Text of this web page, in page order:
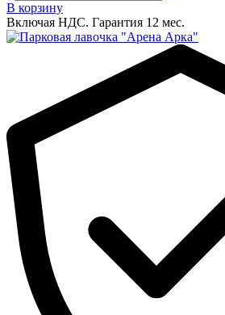
В корзину
Включая НДС. Гарантия 12 мес.